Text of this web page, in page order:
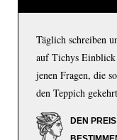
Täglich schreiben
auf Tichys
jenen Fragen, die
den Teppich
DEN